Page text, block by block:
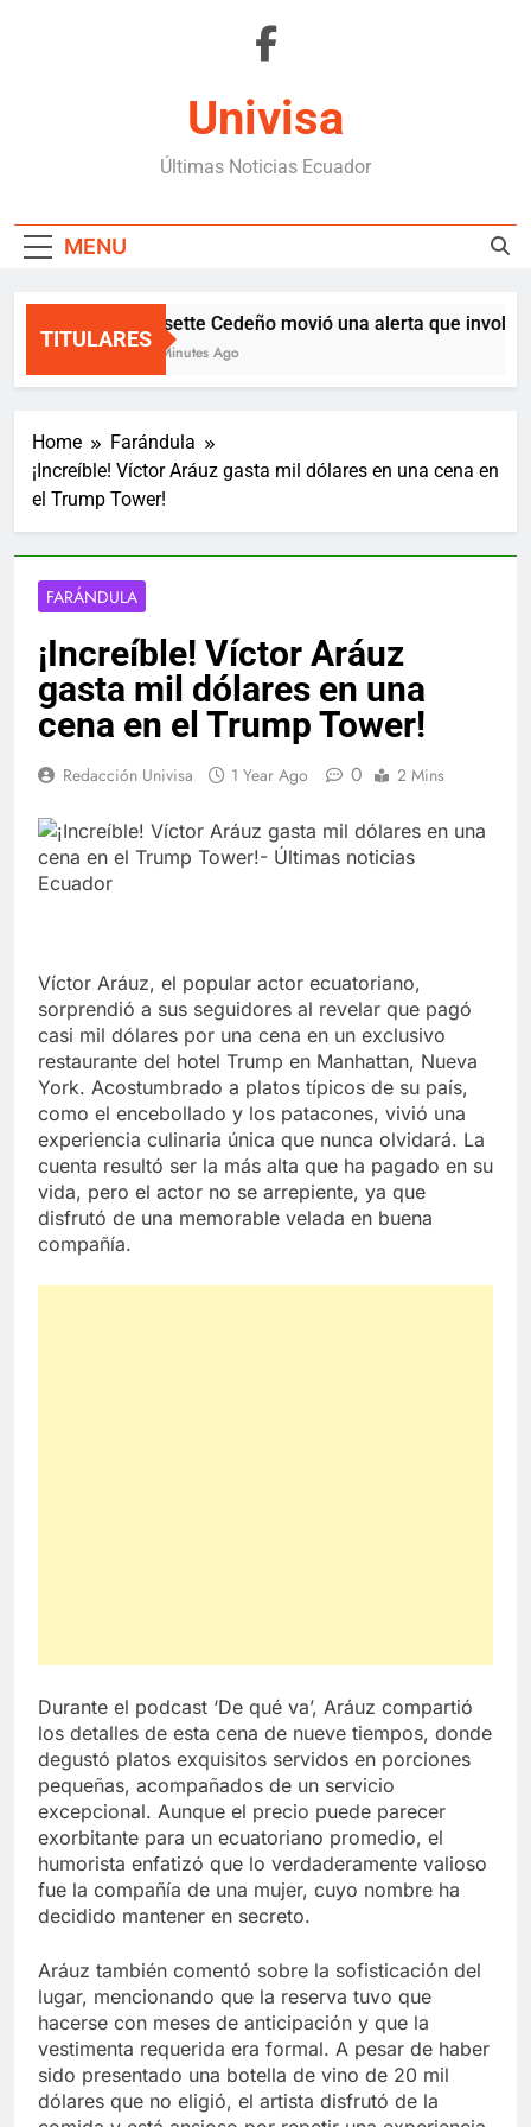
Univisa
Últimas Noticias Ecuador
MENU
TITULARES
Lissette Cedeño movió una alerta que
23 Minutes Ago
Home
Farándula
¡Increíble! Víctor Aráuz gasta mil dólares en una cena en
el Trump Tower!
FARÁNDULA
¡Increíble! Víctor Aráuz
gasta mil dólares en una
cena en el Trump Tower!
Redacción Univisa 1 Year Ago 0 2 Mins
Víctor Aráuz, el popular actor ecuatoriano,
sorprendió a sus seguidores al revelar que pagó
casi mil dólares por una cena en un exclusivo
restaurante del hotel Trump en Manhattan, Nueva
York. Acostumbrado a platos típicos de su país,
como el encebollado y los patacones, vivió una
experiencia culinaria única que nunca olvidará. La
cuenta resultó ser la más alta que ha pagado en su
vida, pero el actor no se arrepiente, ya que
disfrutó de una memorable velada en buena
compañía.
Durante el podcast ‘De qué va’, Aráuz compartió
los detalles de esta cena de nueve tiempos, donde
degustó platos exquisitos servidos en porciones
pequeñas, acompañados de un servicio
excepcional. Aunque el precio puede parecer
exorbitante para un ecuatoriano promedio, el
humorista enfatizó que lo verdaderamente valioso
fue la compañía de una mujer, cuyo nombre ha
decidido mantener en secreto.
Aráuz también comentó sobre la sofisticación del
lugar, mencionando que la reserva tuvo que
hacerse con meses de anticipación y que la
vestimenta requerida era formal. A pesar de haber
sido presentado una botella de vino de 20 mil
dólares que no eligió, el artista disfrutó de la